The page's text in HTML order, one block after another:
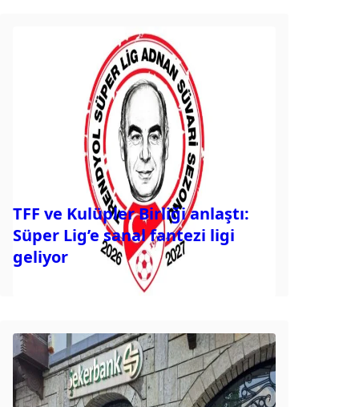
TFF ve Kulüpler Birliği anlaştı:
Süper Lig’e sanal fantezi ligi
geliyor